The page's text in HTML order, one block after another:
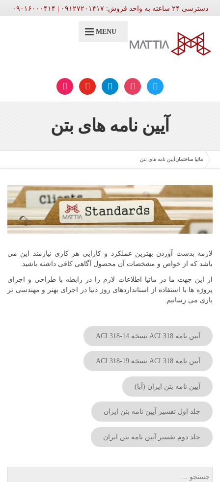
دسترسی ۲۴ ساعته به واحد فروش: ۰۹۱۲۷۲۰۱۴۱۷ | ۰۹۰۱۶۰۰۰۴۱۴
MENU
twitter
instagram
telegram
youtube
aparat
آیین نامه های بتن
ماتیا ساختمانآیین نامه های بتن
لازمه بدست آوردن بهترین عملکرد و کارایی هر کاری نیازمند این می
باشد که از خواص و مشخصات آن محصول آگاهی کافی داشته باشید.
از این جهت ما در ماتیا اطلاعات لازم را در رابطه با طراحی و اجرای
پروژه ها با استفاده از استانداردهای روز دنیا در اجرای بهتر و مهندسی تر
یاری می رسانیم.
آیین نامه ACI 318 نسخه ACI 318-14
آیین نامه ACI 318 نسخه ACI 318-19
آیین نامه بتن ایران (آبا)
جلد اول تفسیر آیین نامه بتن ایران
جلد دوم تفسیر آیین نامه بتن ایران